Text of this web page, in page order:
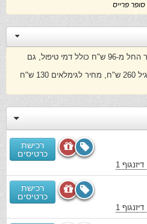
פרייס
סופר פרייס לכל הגולשי האתר החל מ-96 ש"ח כולל דמי טיפול, גם
למידע בלבד: בתיאטרון מחיר רגיל 260 ש"ח, מחיר לגימלאים 130 ש"ח
1
רכישת
כרטיסים
1
רכישת
כרטיסים